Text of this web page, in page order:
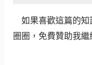
如果喜歡這篇的知
圈圈，免費贊助我繼